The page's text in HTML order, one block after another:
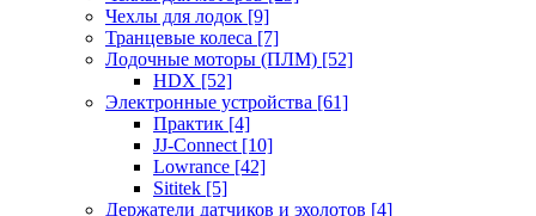
Чехлы для лодок [9]
Транцевые колеса [7]
Лодочные моторы (ПЛМ) [52]
HDX [52]
Электронные устройства [61]
Практик [4]
JJ-Connect [10]
Lowrance [42]
Sititek [5]
Держатели датчиков и эхолотов [4]